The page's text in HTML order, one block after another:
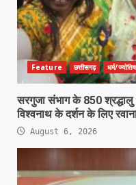
Feature छत्तीसगढ़ धर्म/ज्योतिष
सरगुजा संभाग के 850 श्रद्धालु
विश्वनाथ के दर्शन के लिए
August 6, 2026